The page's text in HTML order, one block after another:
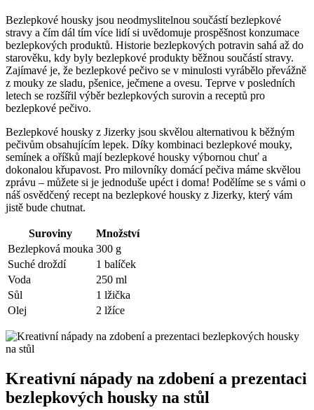
Bezlepkové housky jsou neodmyslitelnou součástí bezlepkové
stravy a čím dál tím více lidí si uvědomuje prospěšnost konzumace
bezlepkových produktů. Historie bezlepkových potravin sahá až do
starověku, kdy byly bezlepkové produkty běžnou součástí stravy.
Zajímavé je, že bezlepkové pečivo se v minulosti vyrábělo převážně
z mouky ze sladu, pšenice, ječmene a ovesu. Teprve v posledních
letech se rozšířil výběr bezlepkových surovin a receptů pro
bezlepkové pečivo.
Bezlepkové housky z Jizerky jsou skvělou alternativou k běžným
pečivům obsahujícím lepek. Díky kombinaci bezlepkové mouky,
semínek a oříšků mají bezlepkové housky výbornou chuť a
dokonalou křupavost. Pro milovníky domácí pečiva máme skvělou
zprávu – můžete si je jednoduše upéct i doma! Podělíme se s vámi o
náš osvědčený recept na bezlepkové housky z Jizerky, který vám
jistě bude chutnat.
Suroviny
Množství
Bezlepková mouka 300 g
Suché droždí
1 balíček
Voda
250 ml
Sůl
1 lžička
Olej
2 lžíce
Kreativní nápady na zdobení a prezentaci
bezlepkových housky na stůl